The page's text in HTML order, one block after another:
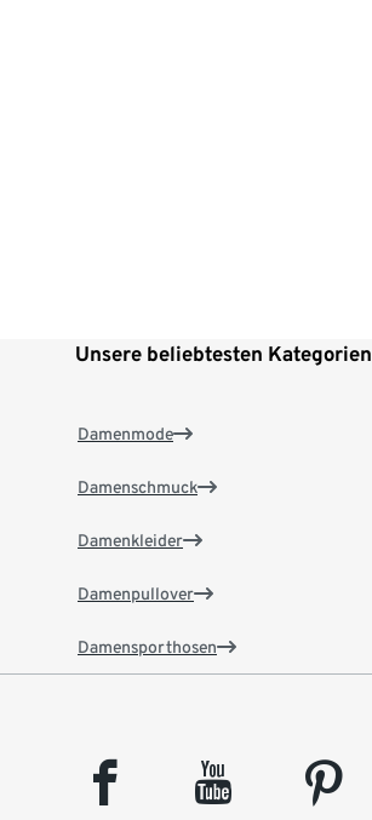
Unsere beliebtesten Kategorien
Damenmode
Damenschmuck
Damenkleider
Damenpullover
Damensporthosen
facebook youtube pinterest